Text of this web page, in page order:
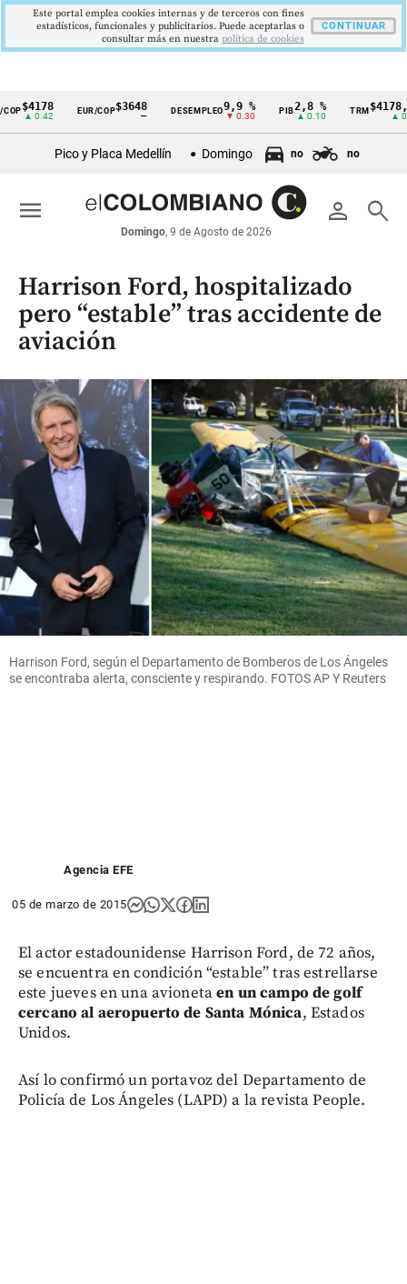
Cintillo
económicos
Colombia
$4178
▲ 0.42
EUR/COP$3648 DESEMPLEO 9,9 %
▼ 0.30
2,8 %
▲ 0.10
TRM$4178,23
▲ 0.42
Pico y Placa Medellín Domingo no no
person search
Domingo, 9 de Agosto de 2026
menu
Harrison Ford, hospitalizado
pero “estable” tras accidente de
aviación
Harrison Ford, según el Departamento de Bomberos de Los Ángeles
se encontraba alerta, consciente y respirando. FOTOS AP Y Reuters
Agencia EFE
05 de marzo de 2015
El actor estadounidense Harrison Ford, de 72 años,
se encuentra en condición “estable” tras estrellarse
este jueves en una avionetaen un campo de golf
cercano al aeropuerto de Santa Mónica, Estados
Unidos.
Así lo confirmó un portavoz del Departamento de
Policía de Los Ángeles (LAPD) a la revista People.
Este portal emplea cookies internas y de terceros con fines
estadísticos, funcionales y publicitarios. Puede aceptarlas o
consultar más en nuestra politica de cookies
CONTINUAR